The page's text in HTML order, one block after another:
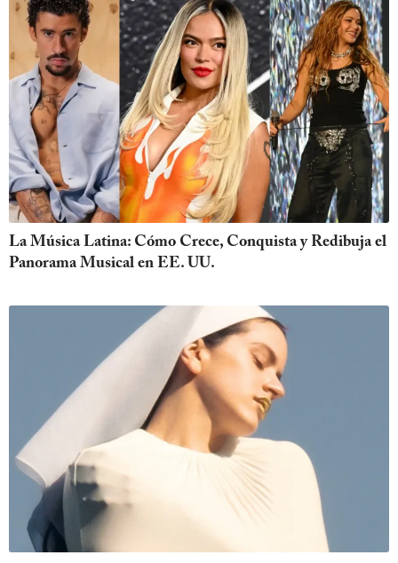
La Música Latina: Cómo Crece, Conquista y Redibuja el
Panorama Musical en EE. UU.